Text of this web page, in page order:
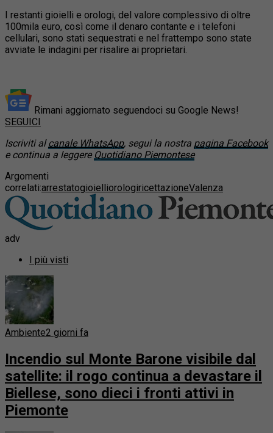
I restanti gioielli e orologi, del valore complessivo di oltre
100mila euro, così come il denaro contante e i telefoni
cellulari, sono stati sequestrati e nel frattempo sono state
avviate le indagini per risalire ai proprietari.
Rimani aggiornato seguendoci su Google News!
SEGUICI
Iscriviti alcanale WhatsApp, segui la nostra pagina Facebook
e continua a leggere Quotidiano Piemontese
Argomenti
correlati:arrestatogioielliorologiricettazioneValenza
adv
I più visti
Ambiente2 giorni fa
Incendio sul Monte Barone visibile dal
satellite: il rogo continua a devastare il
Biellese, sono dieci i fronti attivi in
Piemonte